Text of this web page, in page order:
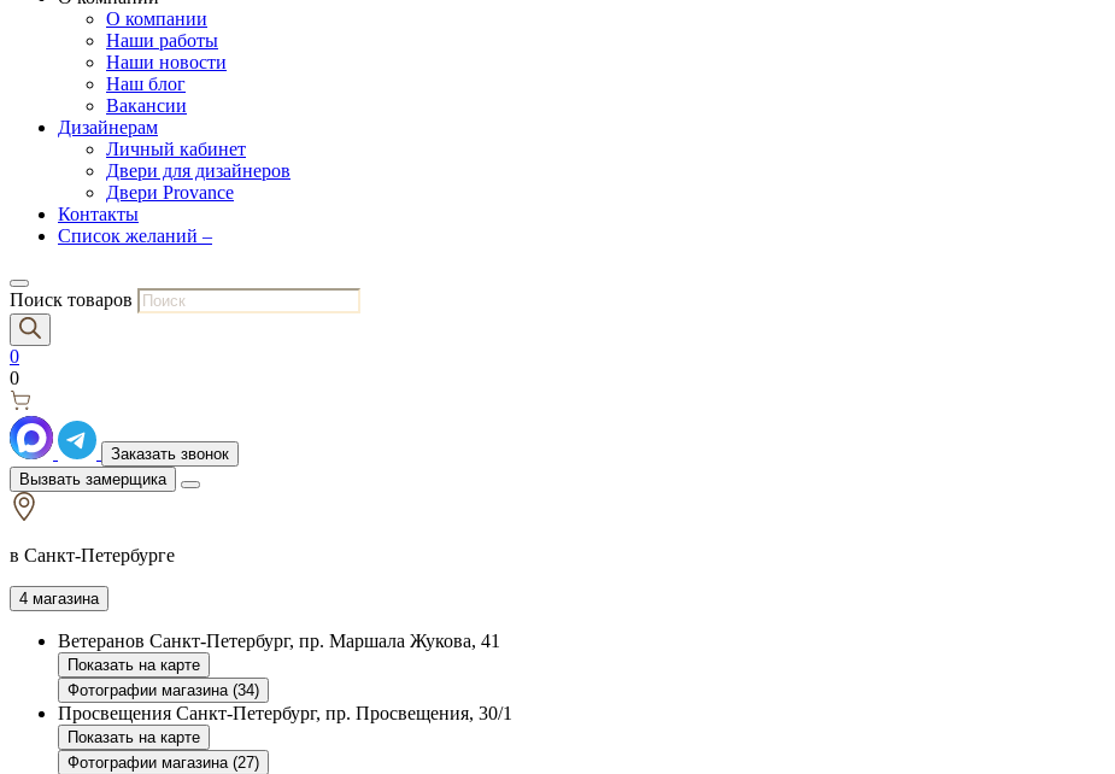
О компании
Наши работы
Наши новости
Наш блог
Вакансии
Дизайнерам
Личный кабинет
Двери для дизайнеров
Двери Provance
Контакты
Список желаний –
Поиск товаров
0
0
Заказать звонок
Вызвать замерщика
в Санкт-Петербурге
4 магазина
Ветеранов Санкт-Петербург, пр. Маршала Жукова, 41
Показать на карте
Фотографии магазина (34)
Просвещения Санкт-Петербург, пр. Просвещения, 30/1
Показать на карте
Фотографии магазина (27)